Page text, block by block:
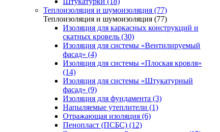
Теплоизоляция и шумоизоляция (77)
Теплоизоляция и шумоизоляция (77)
Изоляция для каркасных конструкций и
скатных кровель (30)
Изоляция для системы «Вентилируемый
фасад» (4)
Изоляция для системы «Плоская кровля»
(14)
Изоляция для системы «Штукатурный
фасад» (9)
Изоляция для фундамента (3)
Напыляемые утеплители (1)
Отражающая изоляция (6)
Пенопласт (ПСБС) (12)